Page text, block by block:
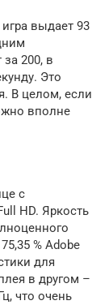
выдает 93
200, в
Это
В целом, если
вполне
с
HD. Яркость
% Adobe
для
в другом –
что очень